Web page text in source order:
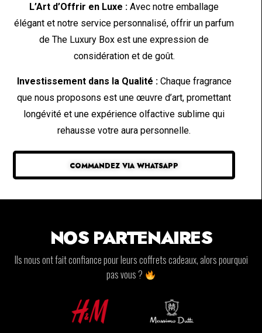
L’Art d’Offrir en Luxe : Avec notre emballage
élégant et notre service personnalisé, offrir un parfum
de The Luxury Box est une expression de
considération et de goût.
Investissement dans la Qualité :Chaque fragrance
que nous proposons est une œuvre d’art, promettant
longévité et une expérience olfactive sublime qui
rehausse votre aura personnelle.
COMMANDEZ VIA WHATSAPP
NOS PARTENAIRES
Ils nous ont fait confiance pour leurs coffrets cadeaux, alors pourquoi
pas vous ?